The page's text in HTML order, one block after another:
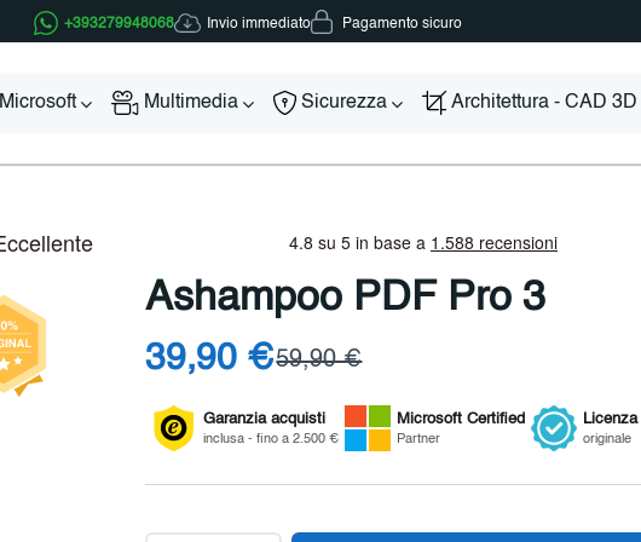
+393279948068 Invio immediato Pagamento sicuro
Microsoft Multimedia Sicurezza Architettura - CAD 3D
Ashampoo PDF Pro 3
39,90 €59,90 €
Garanzia acquisti
inclusa - fino a 2.500 €
Microsoft Certified
Partner
Licenza
originale